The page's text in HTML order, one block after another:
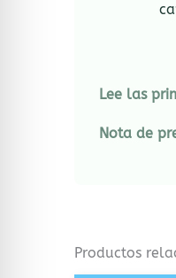
Lee las
Nota de
Productos